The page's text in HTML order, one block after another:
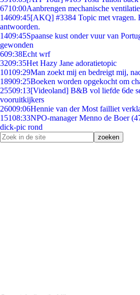
6710:00Aanbrengen mechanische
14609:45[AKQ] #3384 Topic met vragen.
antwoorden.
1409:45Spaanse kust onder vuur van
gewonden
609:38Echt wrf
3209:35Het Hazy Jane adoratietopic
10109:29Man zoekt mij en bedreigt mij,
18909:25Boeken worden opgekocht om
25509:13[Videoland] B&B vol liefde 6de
vooruitkijkers
26009:06Hennie van der Most failliet
15108:33NPO-manager Menno de Boer
dick-pic rond